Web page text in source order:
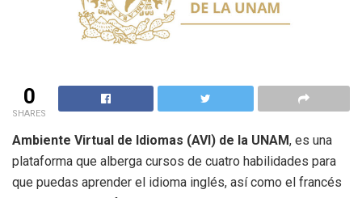
0
SHARES
Ambiente Virtual de Idiomas (AVI) de la UNAM, es una
plataforma que alberga cursos de cuatro habilidades para
que puedas aprender el idioma inglés, así como el francés